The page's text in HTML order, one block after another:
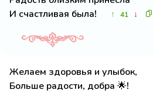
И счастливая была!
↑ 41 ↓
Желаем здоровья и улыбок,
Больше радости, добра 🌟!